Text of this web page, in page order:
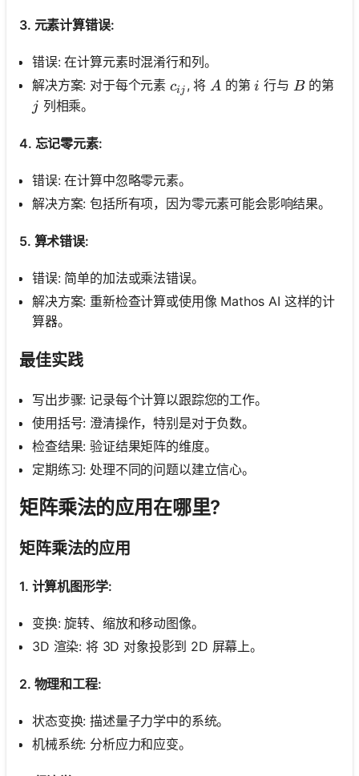
3. 元素计算错误:
错误: 在计算元素时混淆行和列。
解决方案: 对于每个元素 c_{i j}
cij , 将 A
A 的第i
i 行与 B
B的第
jj 列相乘。
4. 忘记零元素:
错误: 在计算中忽略零元素。
解决方案: 包括所有项，因为零元素可能会影响结果。
5. 算术错误:
错误: 简单的加法或乘法错误。
解决方案: 重新检查计算或使用像 Mathos AI 这样的计
算器。
最佳实践
写出步骤: 记录每个计算以跟踪您的工作。
使用括号: 澄清操作，特别是对于负数。
检查结果: 验证结果矩阵的维度。
定期练习: 处理不同的问题以建立信心。
矩阵乘法的应用在哪里?
矩阵乘法的应用
1. 计算机图形学:
变换: 旋转、缩放和移动图像。
3D 渲染: 将 3D 对象投影到 2D 屏幕上。
2. 物理和工程:
状态变换: 描述量子力学中的系统。
机械系统: 分析应力和应变。